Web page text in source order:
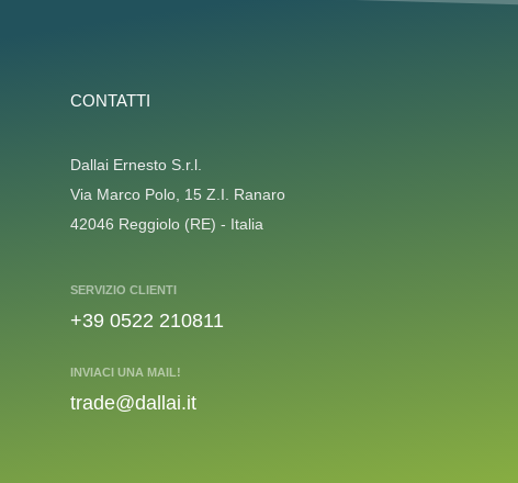
CONTATTI
Dallai Ernesto S.r.l.
Via Marco Polo, 15 Z.I. Ranaro
42046 Reggiolo (RE) - Italia
SERVIZIO CLIENTI
+39 0522 210811
INVIACI UNA MAIL!
trade@dallai.it